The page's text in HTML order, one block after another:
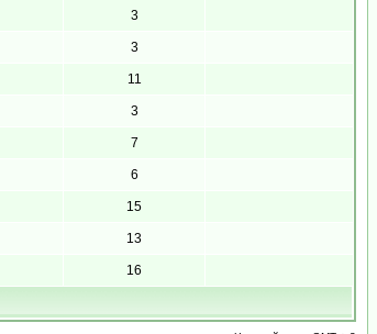
3
3
11
3
7
6
15
13
16